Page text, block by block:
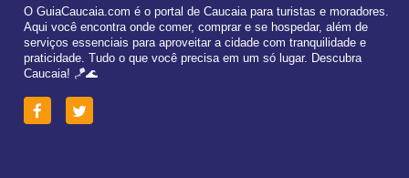
O GuiaCaucaia.com é o portal de Caucaia para turistas e moradores.
Aqui você encontra onde comer, comprar e se hospedar, além de
serviços essenciais para aproveitar a cidade com tranquilidade e
praticidade. Tudo o que você precisa em um só lugar. Descubra
Caucaia! 🪁🌊